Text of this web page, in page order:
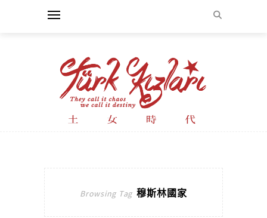
Browsing Tag 穆斯林國家